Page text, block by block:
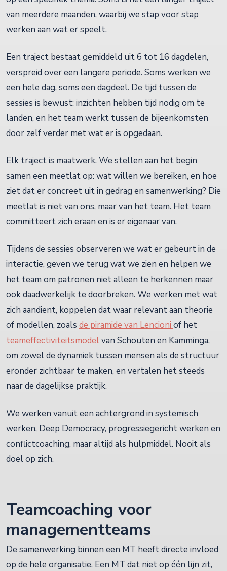
van meerdere maanden, waarbij we stap voor stap
werken aan wat er speelt.
Een traject bestaat gemiddeld uit 6 tot 16 dagdelen,
verspreid over een langere periode. Soms werken we
een hele dag, soms een dagdeel. De tijd tussen de
sessies is bewust: inzichten hebben tijd nodig om te
landen, en het team werkt tussen de bijeenkomsten
door zelf verder met wat er is opgedaan.
Elk traject is maatwerk. We stellen aan het begin
samen een meetlat op: wat willen we bereiken, en hoe
ziet dat er concreet uit in gedrag en samenwerking? Die
meetlat is niet van ons, maar van het team. Het team
committeert zich eraan en is er eigenaar van.
Tijdens de sessies observeren we wat er gebeurt in de
interactie, geven we terug wat we zien en helpen we
het team om patronen niet alleen te herkennen maar
ook daadwerkelijk te doorbreken. We werken met wat
zich aandient, koppelen dat waar relevant aan theorie
of modellen, zoals de piramide van Lencioni of het
teameffectiviteitsmodelvan Schouten en Kamminga,
om zowel de dynamiek tussen mensen als de structuur
eronder zichtbaar te maken, en vertalen het steeds
naar de dagelijkse praktijk.
We werken vanuit een achtergrond in systemisch
werken, Deep Democracy, progressiegericht werken en
conflictcoaching, maar altijd als hulpmiddel. Nooit als
doel op zich.
Teamcoaching voor
managementteams
De samenwerking binnen een MT heeft directe invloed
op de hele organisatie. Een MT dat niet op één lijn zit,